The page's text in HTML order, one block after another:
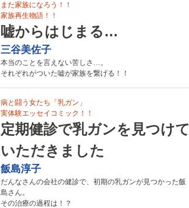
また家族になろう！！
家族再生物語！！
嘘からはじまる…
三谷美佐子
本当のことを言えない苦しさ…。
それぞれがついた嘘が家族を繋げる！！
病と闘う女たち「乳ガン」
実体験エッセイコミック！！
定期健診で乳ガンを見つけて
いただきました
飯島淳子
だんなさんの会社の健診で、初期の乳ガンが見つかった飯
島さん。
その治療の過程は！？